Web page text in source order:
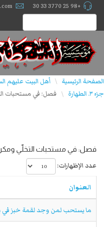
+98 25 3770 33 30
الصفحة الرئيسية \ أهل البيت عليهم
جزء ٣. الطهارة
\ فصل: في مستحبات
فصل: في مستحبات التخلّي
عدد الإظهارات:
العنوان
ما يستحب لمن وجد لقمة خبز في